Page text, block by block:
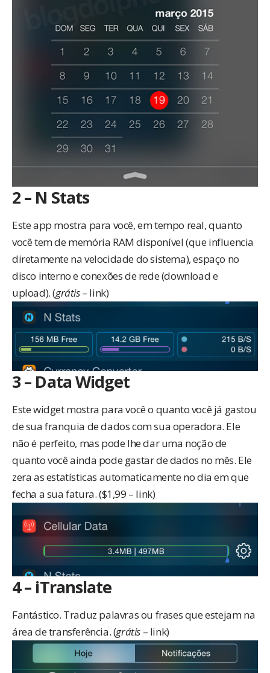
2 – N Stats
Este app mostra para você, em tempo real, quanto
você tem de memória RAM disponível (que influencia
diretamente na velocidade do sistema), espaço no
disco interno e conexões de rede (download e
upload). (grátis– link)
3 – Data Widget
Este widget mostra para você o quanto você já gastou
de sua franquia de dados com sua operadora. Ele
não é perfeito, mas pode lhe dar uma noção de
quanto você ainda pode gastar de dados no mês. Ele
zera as estatísticas automaticamente no dia em que
fecha a sua fatura. ($1,99 – link)
4 – iTranslate
Fantástico. Traduz palavras ou frases que estejam na
área de transferência. (grátis – link)